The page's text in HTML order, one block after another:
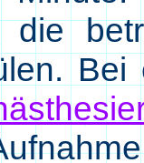
die
Bei